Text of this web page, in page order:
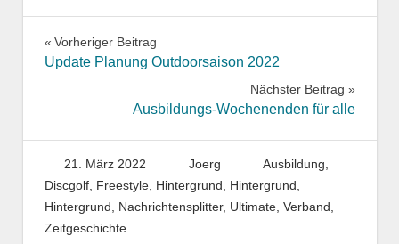
Beitragsnavigation
Vorheriger Beitrag
Update Planung Outdoorsaison 2022
Nächster Beitrag
Ausbildungs-Wochenenden für alle
21. März 2022 Joerg Ausbildung
Discgolf, Freestyle, Hintergrund Hintergrund
Hintergrund
Nachrichtensplitter, Ultimate, Verband
Zeitgeschichte